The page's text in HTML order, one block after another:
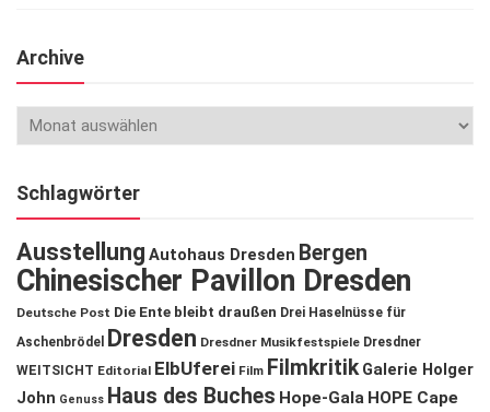
Archive
Schlagwörter
Ausstellung Autohaus Dresden Bergen
Chinesischer Pavillon Dresden
Deutsche Post Die Ente bleibt draußen Drei Haselnüsse für
Aschenbrödel
Dresden Dresdner Musikfestspiele Dresdner
WEITSICHT Editorial ElbUferei Film Filmkritik Galerie Holger
John Genuss Haus des Buches Hope-Gala HOPE Cape